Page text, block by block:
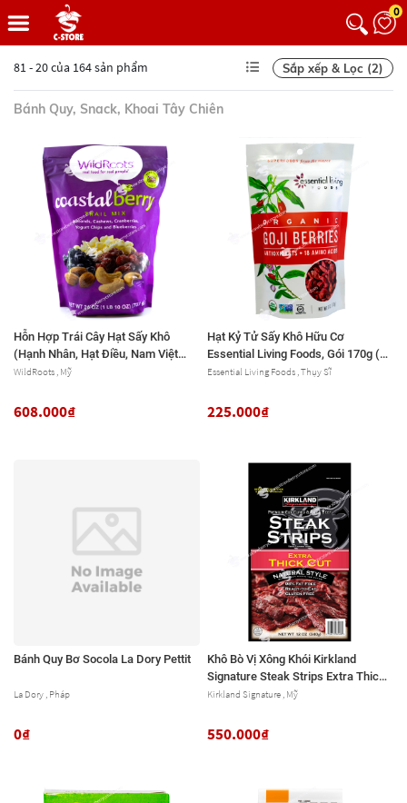
0
81 - 20 của 164 sản phẩm Sắp xếp & Lọc (2)
Bánh Quy, Snack, Khoai Tây Chiên
Hỗn Hợp Trái Cây Hạt Sấy Khô
(Hạnh Nhân, Hạt Điều, Nam Việt
Quất , Chips Sữa Chua & Bắc Việt
Blend, Gói 737g (1 Lb. 10 Oz.) 26
WildRoots , Mỹ
608.000₫
Hạt Kỷ Tử Sấy Khô Hữu Cơ
Essential Living Foods, Gói 170g (6
Oz.)
Essential Living Foods , Thụy Sĩ
225.000₫
Bánh Quy Bơ Socola La Dory Pettit
La Dory , Pháp
0₫
Khô Bò Vị Xông Khói Kirkland
Signature Steak Strips Extra Thick
Cut, Gói 340g (12 Oz.)
Kirkland Signature , Mỹ
550.000₫